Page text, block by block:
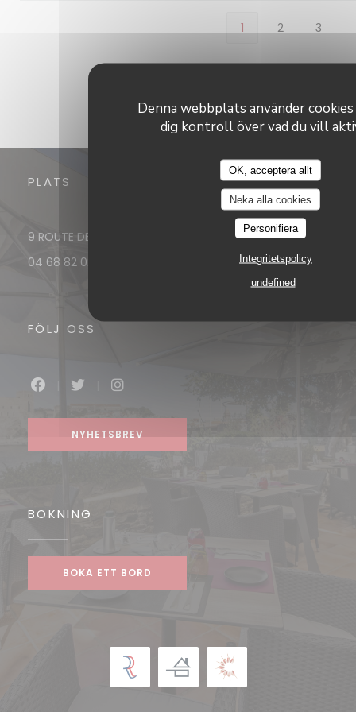
Denna webbplats använder
dig kontroll över vad du vill
OK, acceptera allt
Neka alla cookies
Personifiera
Integritetspolicy
undefined
1 2 3
PLATS
9 ROUTE DE PORT VENDRES 66190 Collioure((öppnas i ett
04 68 82 02 27
FÖLJ OSS
Facebook ((öppnas i ett nytt fönster))
NYHETSBREV
BOKNING
BOKA ETT BORD